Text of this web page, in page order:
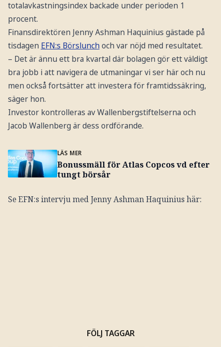
totalavkastningsindex backade under perioden 1
procent.
Finansdirektören Jenny Ashman Haquinius gästade på
tisdagen EFN:s Börslunchoch var nöjd med resultatet.
– Det är ännu ett bra kvartal där bolagen gör ett väldigt
bra jobb i att navigera de utmaningar vi ser här och nu
men också fortsätter att investera för framtidssäkring,
säger hon.
Investor kontrolleras av Wallenbergstiftelserna och
Jacob Wallenberg är dess ordförande.
LÄS MER
Bonussmäll för Atlas Copcos vd efter
tungt börsår
Se EFN:s intervju med Jenny Ashman Haquinius här:
FÖLJ TAGGAR